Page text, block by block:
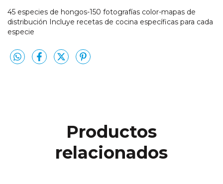
45 especies de hongos-150 fotografías color-mapas de
distribución Incluye recetas de cocina específicas para cada
especie
Productos
relacionados